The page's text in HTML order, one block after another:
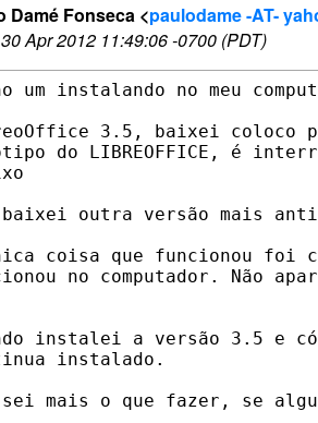
Damé Fonseca <paulodame -AT-
Apr 2012 11:49:06 -0700 (PDT)
um instalando no meu
3.5, baixei coloco
do LIBREOFFICE, é
outra versão mais
coisa que funcionou foi
no computador. Não
instalei a versão 3.5 e
instalado.
sei mais o que fazer, se